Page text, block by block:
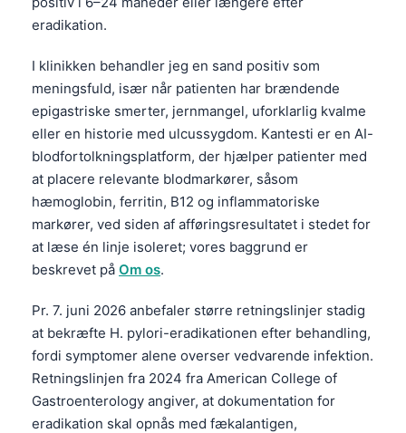
eradikation.
I klinikken behandler jeg en sand positiv som
meningsfuld, især når patienten har brændende
epigastriske smerter, jernmangel, uforklarlig kvalme
eller en historie med ulcussygdom. Kantesti er en AI-
blodfortolkningsplatform, der hjælper patienter med
at placere relevante blodmarkører, såsom
hæmoglobin, ferritin, B12 og inflammatoriske
markører, ved siden af afføringsresultatet i stedet for
at læse én linje isoleret; vores baggrund er
beskrevet på Om os.
Pr. 7. juni 2026 anbefaler større retningslinjer stadig
at bekræfte H. pylori-eradikationen efter behandling,
fordi symptomer alene overser vedvarende infektion.
Retningslinjen fra 2024 fra American College of
Gastroenterology angiver, at dokumentation for
eradikation skal opnås med fækalantigen,